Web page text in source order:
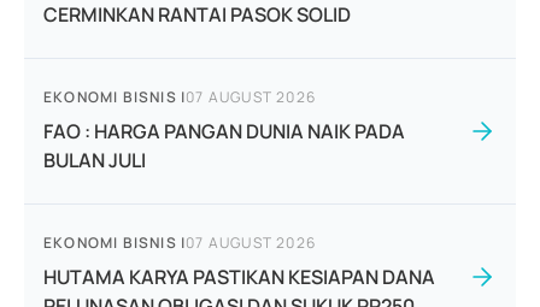
CERMINKAN RANTAI PASOK SOLID
EKONOMI BISNIS |07 AUGUST 2026
FAO : HARGA PANGAN DUNIA NAIK PADA
BULAN JULI
EKONOMI BISNIS |07 AUGUST 2026
HUTAMA KARYA PASTIKAN KESIAPAN DANA